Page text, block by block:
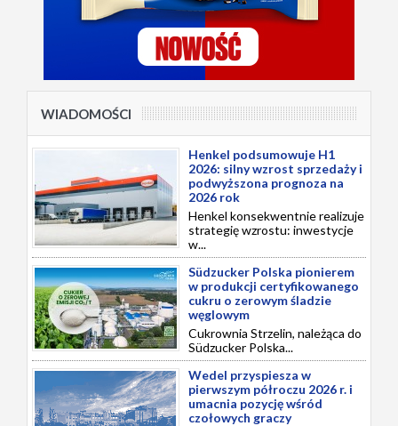
WIADOMOŚCI
Henkel podsumowuje H1
2026: silny wzrost sprzedaży i
podwyższona prognoza na
2026 rok
Henkel konsekwentnie realizuje
strategię wzrostu: inwestycje
w...
Südzucker Polska pionierem
w produkcji certyfikowanego
cukru o zerowym śladzie
węglowym
Cukrownia Strzelin, należąca do
Südzucker Polska...
Wedel przyspiesza w
pierwszym półroczu 2026 r. i
umacnia pozycję wśród
czołowych graczy